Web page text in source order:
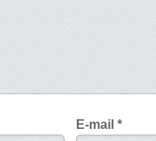
E-mail*